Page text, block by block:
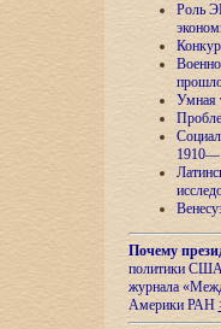
Роль
Умная
Почему
политики США
журнала
Америки РАН